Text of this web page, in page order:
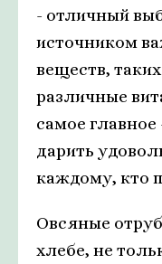
- отличный
источником
веществ,
различные
самое главное
дарить
каждому, кто
Овсяные
хлебе, не